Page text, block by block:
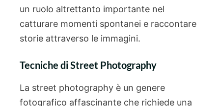
un ruolo altrettanto importante nel
catturare momenti spontanei e raccontare
storie attraverso le immagini.
Tecniche di Street Photography
La street photography è un genere
fotografico affascinante che richiede una